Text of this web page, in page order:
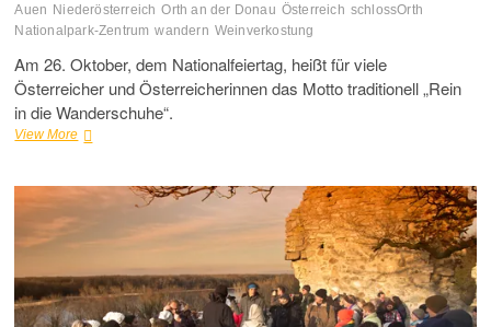
Auen Niederösterreich Orth an der Donau Österreich schlossOrth
Nationalpark-Zentrum wandern Weinverkostung
Am 26. Oktober, dem Nationalfeiertag, heißt für viele
Österreicher und Österreicherinnen das Motto traditionell „Rein
in die Wanderschuhe“.
View MoreSaisonausklang
Donau-